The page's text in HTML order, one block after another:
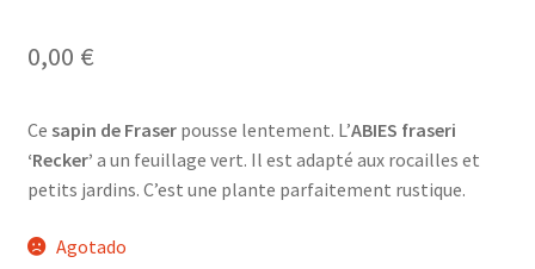
0,00 €
Ce sapin de Fraserpousse lentement. L’ABIES fraseri
‘Recker’ a un feuillage vert. Il est adapté aux rocailles et
petits jardins. C’est une plante parfaitement rustique.
Agotado